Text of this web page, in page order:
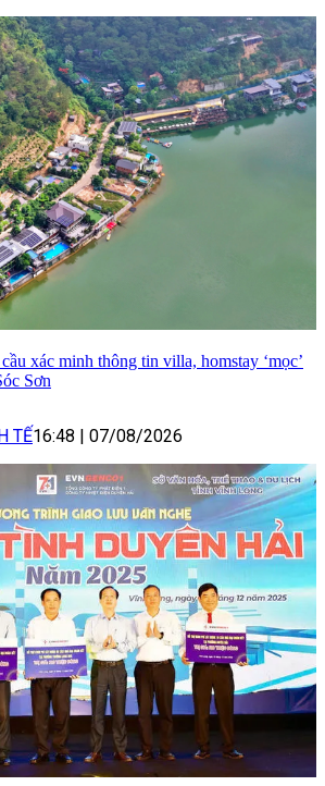
xác minh thông tin villa, homstay ‘mọc’
Sơn
TẾ16:48 | 07/08/2026